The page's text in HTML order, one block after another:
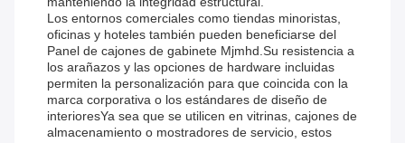
Los entornos comerciales como tiendas minoristas,
oficinas y hoteles también pueden beneficiarse del
Panel de cajones de gabinete Mjmhd.Su resistencia a
los arañazos y las opciones de hardware incluidas
permiten la personalización para que coincida con la
marca corporativa o los estándares de diseño de
interioresYa sea que se utilicen en vitrinas, cajones de
almacenamiento o mostradores de servicio, estos